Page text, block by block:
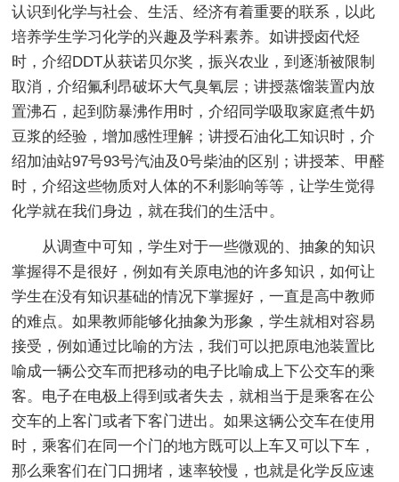
认识到化学与社会、生活、经济有着重要的联系，以此
培养学生学习化学的兴趣及学科素养。如讲授卤代烃
时，介绍DDT从获诺贝尔奖，振兴农业，到逐渐被限制
取消，介绍氟利昂破坏大气臭氧层；讲授蒸馏装置内放
置沸石，起到防暴沸作用时，介绍同学吸取家庭煮牛奶
豆浆的经验，增加感性理解；讲授石油化工知识时，介
绍加油站97号93号汽油及0号柴油的区别；讲授苯、甲醛
时，介绍这些物质对人体的不利影响等等，让学生觉得
化学就在我们身边，就在我们的生活中。
从调查中可知，学生对于一些微观的、抽象的知识
掌握得不是很好，例如有关原电池的许多知识，如何让
学生在没有知识基础的情况下掌握好，一直是高中教师
的难点。如果教师能够化抽象为形象，学生就相对容易
接受，例如通过比喻的方法，我们可以把原电池装置比
喻成一辆公交车而把移动的电子比喻成上下公交车的乘
客。电子在电极上得到或者失去，就相当于是乘客在公
交车的上客门或者下客门进出。如果这辆公交车在使用
时，乘客们在同一个门的地方既可以上车又可以下车，
那么乘客们在门口拥堵，速率较慢，也就是化学反应速